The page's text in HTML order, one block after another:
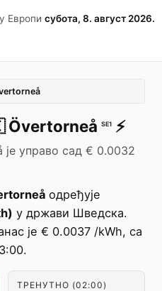
Европи субота, 8. август 2026.
Övertorneå SE1 ⚡️
је управо сад € 0.0032
одређује
у држави Шведска.
је € 0.0037 /kWh, са
ТРЕНУТНО (02:00)